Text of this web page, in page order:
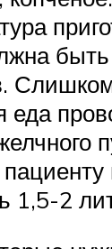
быть
еда
1,5-2